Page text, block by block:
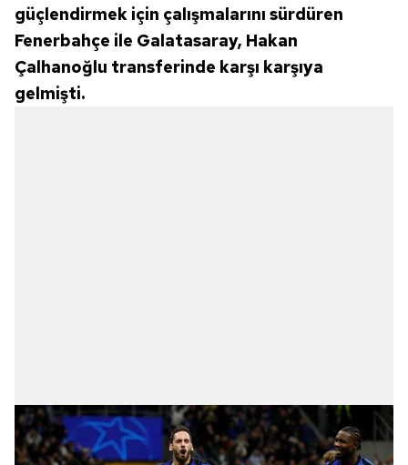
güçlendirmek için çalışmalarını sürdüren
Fenerbahçe ile Galatasaray, Hakan
Çalhanoğlu transferinde karşı karşıya
gelmişti.